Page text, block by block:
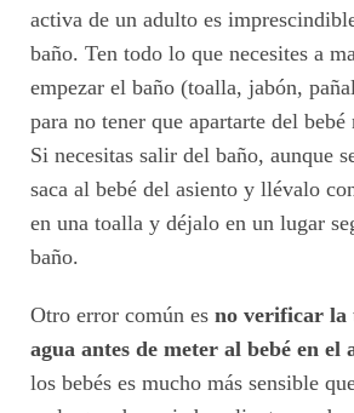
activa de un adulto es
baño. Ten todo lo que necesites a
empezar el baño (toalla, jabón,
para no tener que apartarte del
Si necesitas salir del baño, aunque
saca al bebé del asiento y llévalo
en una toalla y déjalo en un lugar
baño.
Otro error común es no verificar la
agua antes de meter al bebé en el
los bebés es mucho más sensible